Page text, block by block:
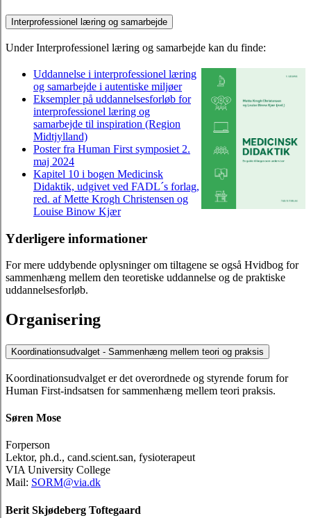
Interprofessionel læring og samarbejde
Under Interprofessionel læring og samarbejde kan du finde:
Uddannelse i interprofessionel læring
og samarbejde i autentiske miljøer
Eksempler på uddannelsesforløb for
interprofessionel læring og
samarbejde til inspiration (Region
Midtjylland)
Poster fra Human First symposiet 2.
maj 2024
Kapitel 10 i bogen Medicinsk
Didaktik, udgivet ved FADL´s forlag,
red. af Mette Krogh Christensen og
Louise Binow Kjær
Yderligere informationer
For mere uddybende oplysninger om tiltagene se også Hvidbog for
sammenhæng mellem den teoretiske uddannelse og de praktiske
uddannelsesforløb.
Organisering
Koordinationsudvalget - Sammenhæng mellem teori og praksis
Koordinationsudvalget er det overordnede og styrende forum for
Human First-indsatsen for sammenhæng mellem teori praksis.
Søren Mose
Forperson
Lektor, ph.d., cand.scient.san, fysioterapeut
VIA University College
Mail: SORM@via.dk
Berit Skjødeberg Toftegaard